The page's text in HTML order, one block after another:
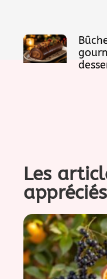
Les
appréciés